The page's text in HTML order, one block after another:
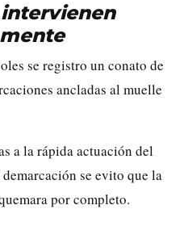
se registro un conato de
ancladas al muelle
a la rápida actuación del
se evito que la
por completo.